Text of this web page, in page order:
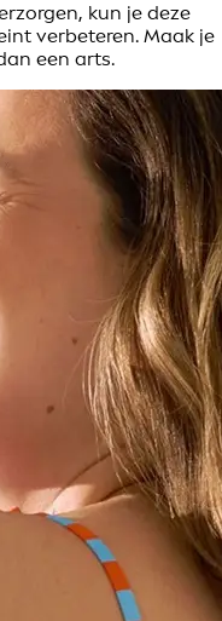
kun je deze
verbeteren. Maak je
een arts.